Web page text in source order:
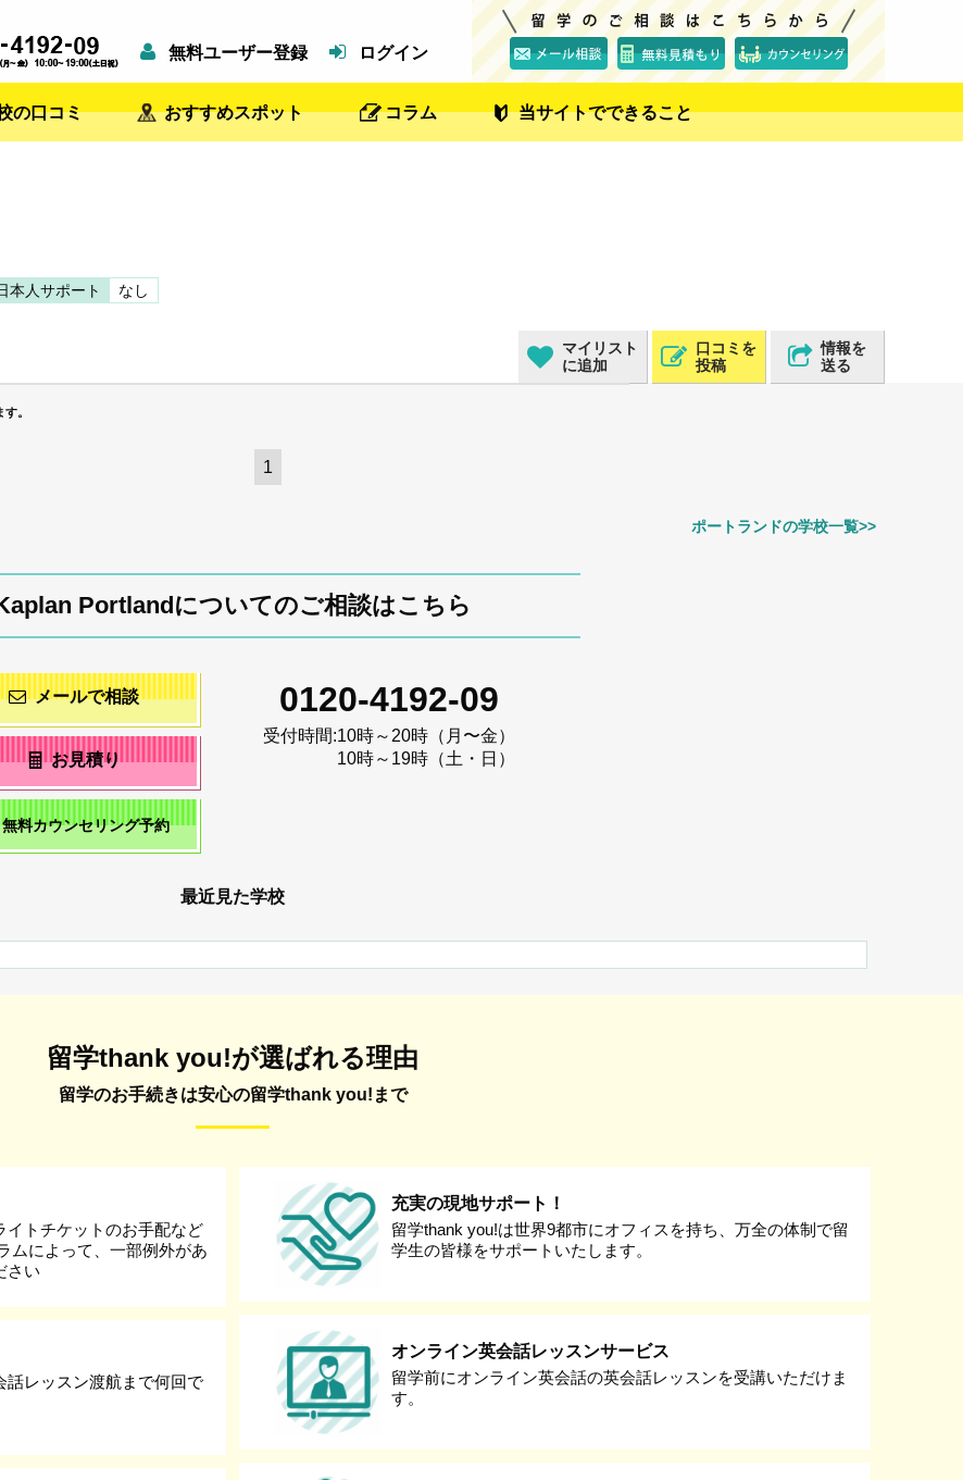
無料ユーザー登録 ログイン
の口コミ おすすめスポット コラム 当サイトでできること
本人サポート なし
マイリスト
に追加
口コミを
投稿
情報を
送る
。
1
ポートランドの学校一覧>>
Portlandについてのご相談はこちら
メールで相談
お見積り
無料カウンセリング予約
0120-4192-09
受付時間:10時～20時（月〜金）
10時～19時（土・日）
最近見た学校
留学thank you!が選ばれる理由
留学のお手続きは安心の留学thank you!まで
イトチケットのお手配など
ムによって、一部例外があ
さい
話レッスン渡航まで何回で
充実の現地サポート！
留学thank you!は世界9都市にオフィスを持ち、万全の体制で留
学生の皆様をサポートいたします。
オンライン英会話レッスンサービス
留学前にオンライン英会話の英会話レッスンを受講いただけま
す。